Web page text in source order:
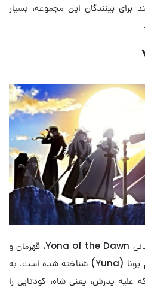
برای بینندگان این مجموعه، بسیار
در انیمه فوق‌العاده جذاب و دیدنی Yona of the Dawn، قهرمان و
شخصیت اصلی داستان که با نام یونا (Yuna) شناخته شده است، به
علیه پدرش، یعنی شاه، کودتایی را